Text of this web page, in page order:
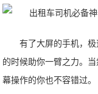
有了大屏的手机，
的时候助你一臂之力。
幕操作的你也不容错过。